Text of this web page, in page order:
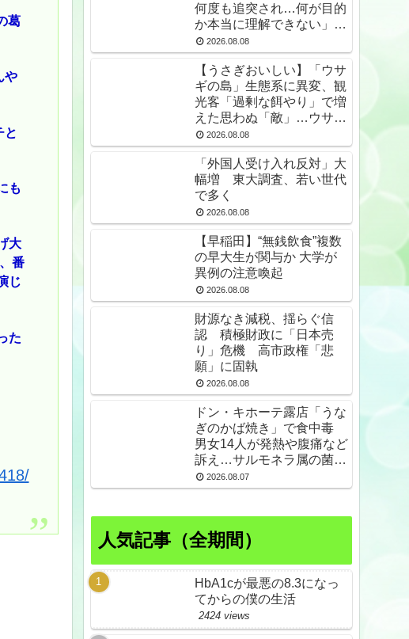
葛
や
と
も
大
番
じ
た
何度も追突され…何が目的
か本当に理解できない」東
名高速で続いた約1.7キロ
の追突
2026.08.08
【うさぎおいしい】「ウサ
ギの島」生態系に異変、観
光客「過剰な餌やり」で増
えた思わぬ「敵」…ウサギ
襲い口でくわえる姿も 大
久野島
2026.08.08
「外国人受け入れ反対」大
幅増 東大調査、若い世代
で多く
2026.08.08
【早稲田】“無銭飲食”複数
の早大生が関与か 大学が
異例の注意喚起
2026.08.08
財源なき減税、揺らぐ信
認 積極財政に「日本売
り」危機 高市政権「悲
願」に固執
2026.08.08
ドン・キホーテ露店「うな
ぎのかば焼き」で食中毒
男女14人が発熱や腹痛など
訴え…サルモネラ属の菌検
出2026.08.07
人気記事（全期間）
HbA1cが最悪の8.3になっ
てからの僕の生活
2424 views